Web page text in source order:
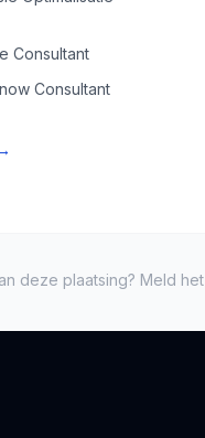
Consultant
Consultant
deze plaatsing? Meld het